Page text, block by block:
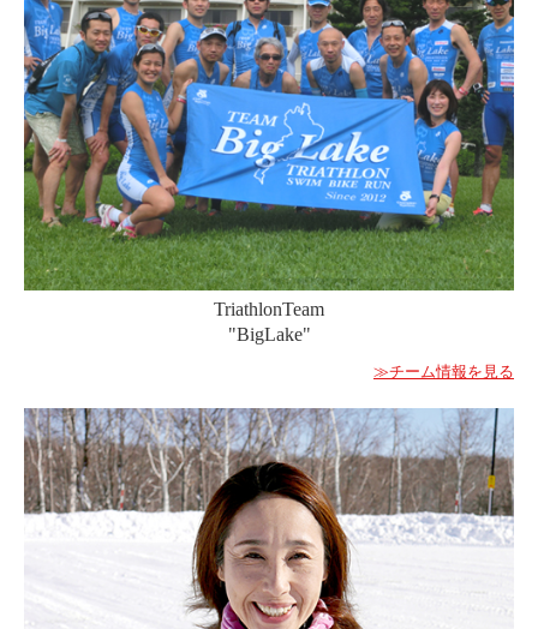
TriathlonTeam
"BigLake"
≫チーム情報を見る